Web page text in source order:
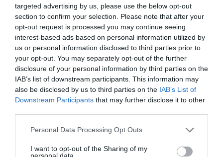
targeted advertising by us, please use the below opt-out
section to confirm your selection. Please note that after your
opt-out request is processed you may continue seeing
interest-based ads based on personal information utilized by
us or personal information disclosed to third parties prior to
your opt-out. You may separately opt-out of the further
disclosure of your personal information by third parties on the
IAB’s list of downstream participants. This information may
also be disclosed by us to third parties on the IAB’s List of
Downstream Participants that may further disclose it to other
Personal Data Processing Opt Outs
I want to opt-out of the Sharing of my
personal data.
edilizia e turistico/alberghiero– ModuloB2020
Richiesta nominativa di nulla osta allavoro
subordinatoper cittadini stranieri che hanno
completato programmi di istruzione e
formazione nei paesi di origineai sensi degli
articoli 22 e 23 del D.Lgs. 25.07.1998, n. 286 e art.
30 D.P.R. n.394/99 e successive modifiche e
inseriti nei progetti speciali – Modulo